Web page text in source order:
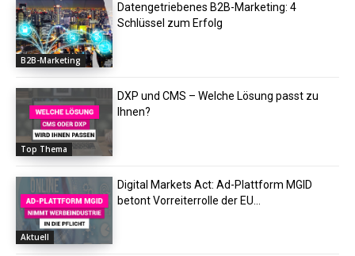
B2B-Marketing
Datengetriebenes B2B-Marketing: 4
Schlüssel zum Erfolg
Top Thema
DXP und CMS – Welche Lösung passt zu
Ihnen?
Aktuell
Digital Markets Act: Ad-Plattform MGID
betont Vorreiterrolle der EU...